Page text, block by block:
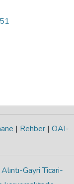
| Rehber | OAI-
Gayri Ticari-